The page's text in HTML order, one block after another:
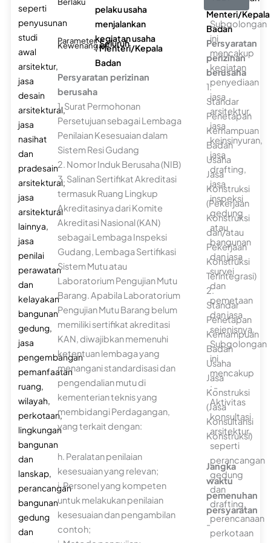
seperti
penyusunan
studi
awal
arsitektur,
jasa
desain
arsitektural,
jasa
nasihat
dan
pradesain
arsitektural,
jasa
arsitektural
lainnya,
jasa
penilai
perawatan
dan
kelayakan
bangunan
gedung,
jasa
pengembangan
pemanfaatan
ruang,
wilayah,
perkotaan,
lingkungan
bangunan
dan
lanskap,
perancangan
bangunan
gedung
dan
Berlaku
pelaku usaha
menjalankan
kegiatan usaha
Parameter: Seluruh
Kewenangan: Menteri/Kepala
Badan
Persyaratan perizinan
berusaha
1. Surat Permohonan
Persetujuan sebagai Lembaga
Penilaian Kesesuaian dalam
Sistem Resi Gudang
2. Nomor Induk Berusaha (NIB)
3. Salinan Sertifikat Akreditasi
termasuk Ruang Lingkup
Akreditasinya dari Komite
Akreditasi Nasional (KAN)
sebagai Lembaga Inspeksi
Gudang, Lembaga Sertifikasi
Sistem Mutu atau
Laboratorium Pengujian Mutu
Barang. Apabila Laboratorium
Pengujian Mutu Barang belum
memiliki sertifikat akreditasi
KAN, diwajibkan memenuhi
ketentuan lembaga yang
menangani standardisasi dan
pengendalian mutu di
kementerian teknis yang
membidangi Perdagangan,
yang terkait dengan:
h. Peralatan penilaian
kesesuaian yang relevan;
i. Personel yang kompeten
untuk melakukan penilaian
kesesuaian dan pengambilan
contoh;
Menteri/Kepala
Badan
Persyaratan
perizinan
berusaha
1.
Standar
Penetapan
Kemampuan
Badan
Usaha
Jasa
Konstruksi
(Pekerjaan
Konstruksi
dan/atau
Pekerjaan
Konstruksi
Terintegrasi)
2.
Standar
Penetapan
Kemampuan
Badan
Usaha
Jasa
Konstruksi
(Jasa
Konsultansi
Konstruksi)
Jangka
waktu
pemenuhan
persyaratan
-
Subgolongan
ini
mencakup
kegiatan
penyediaan
jasa
arsitektur,
jasa
keinsinyuran,
jasa
drafting,
jasa
inspeksi
gedung
atau
bangunan
dan jasa
survei
dan
pemetaan
dan jasa
sejenisnya.
Subgolongan
ini
mencakup
: -
Aktivitas
konsultasi
arsitektur,
seperti
perancangan
gedung
dan
drafting,
perencanaan
perkotaan